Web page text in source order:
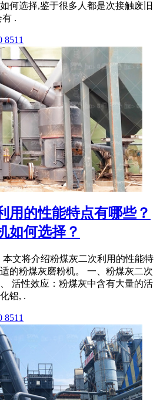
何选择,鉴于很多人都是次接触废旧
.
8511
用的性能特点有哪些？
如何选择？
本文将介绍粉煤灰二次利用的性能特
的粉煤灰磨粉机。 一、粉煤灰二次
活性效应：粉煤灰中含有大量的活
铝, .
8511